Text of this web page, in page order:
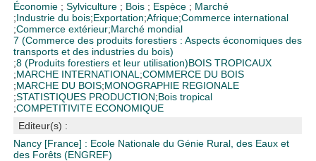
Économie ;Sylviculture ; Bois ; Espèce ; Marché
;Industrie du bois;Exportation;Afrique;Commerce international
;Commerce extérieur;Marché mondial
7 (Commerce des produits forestiers : Aspects économiques des
transports et des industries du bois)
;8 (Produits forestiers et leur utilisation)BOIS TROPICAUX
;MARCHE INTERNATIONAL ;COMMERCE DU BOIS
;MARCHE DU BOIS;MONOGRAPHIE REGIONALE
;STATISTIQUES PRODUCTION;Bois tropical
;COMPETITIVITE ECONOMIQUE
Editeur(s) :
Nancy [France] : Ecole Nationale du Génie Rural, des Eaux et
des Forêts (ENGREF)